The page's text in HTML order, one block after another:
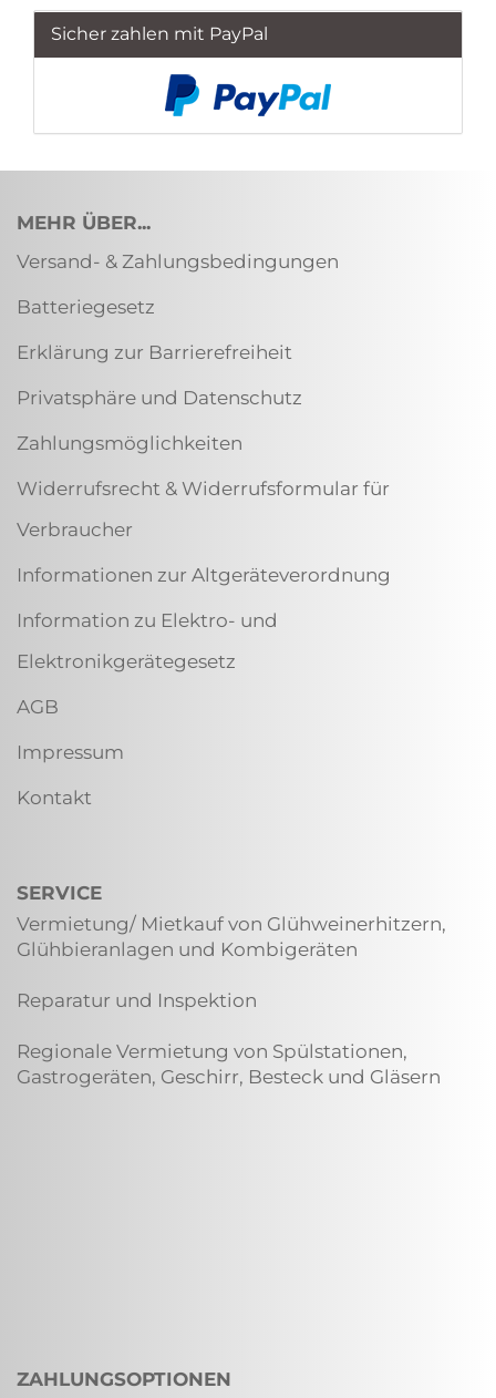
Sicher zahlen mit PayPal
MEHR ÜBER...
Versand- & Zahlungsbedingungen
Batteriegesetz
Erklärung zur Barrierefreiheit
Privatsphäre und Datenschutz
Zahlungsmöglichkeiten
Widerrufsrecht & Widerrufsformular für
Verbraucher
Informationen zur Altgeräteverordnung
Information zu Elektro- und
Elektronikgerätegesetz
AGB
Impressum
Kontakt
SERVICE
Vermietung/ Mietkauf von Glühweinerhitzern,
Glühbieranlagen und Kombigeräten
Reparatur und Inspektion
Regionale Vermietung von Spülstationen,
Gastrogeräten, Geschirr, Besteck und Gläsern
ZAHLUNGSOPTIONEN